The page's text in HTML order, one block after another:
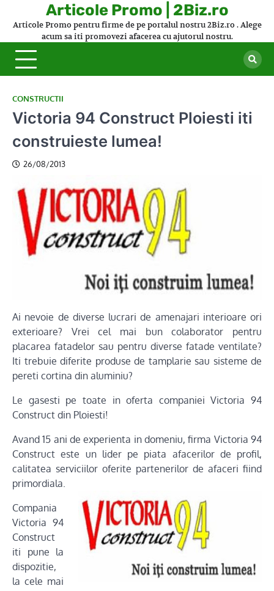
Articole Promo | 2Biz.ro
Articole Promo pentru firme de pe portalul nostru 2Biz.ro . Alege
acum sa iti promovezi afacerea cu ajutorul nostru.
CONSTRUCTII
Victoria 94 Construct Ploiesti iti
construieste lumea!
26/08/2013
Ai nevoie de diverse lucrari de amenajari interioare ori
exterioare? Vrei cel mai bun colaborator pentru
placarea fatadelor sau pentru diverse fatade ventilate?
Iti trebuie diferite produse de tamplarie sau sisteme de
pereti cortina din aluminiu?
Le gasesti pe toate in oferta companiei Victoria 94
Construct din Ploiesti!
Avand 15 ani de experienta in domeniu, firma Victoria 94
Construct este un lider pe piata afacerilor de profil,
calitatea serviciilor oferite partenerilor de afaceri fiind
primordiala.
Compania
Victoria 94
Construct
iti pune la
dispozitie,
la cele mai